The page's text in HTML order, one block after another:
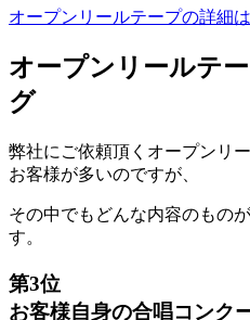
オープンリールテープの詳細
オープンリールテ
グ
弊社にご依頼頂くオープンリ
お客様が多いのですが、
その中でもどんな内容のもの
す。
第3位
お客様自身の合唱コンク